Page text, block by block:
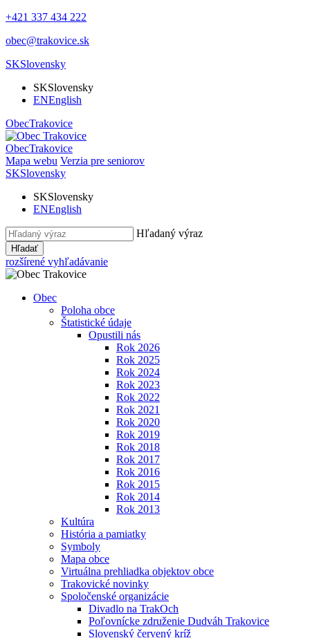
+421 337 434 222
obec@trakovice.sk
SKSlovensky
SKSlovensky
ENEnglish
ObecTrakovice
ObecTrakovice
Mapa webu Verzia pre seniorov
SKSlovensky
SKSlovensky
ENEnglish
Hľadaný výraz
Hľadať
rozšírené vyhľadávanie
Obec
Poloha obce
Štatistické údaje
Opustili nás
Rok 2026
Rok 2025
Rok 2024
Rok 2023
Rok 2022
Rok 2021
Rok 2020
Rok 2019
Rok 2018
Rok 2017
Rok 2016
Rok 2015
Rok 2014
Rok 2013
Kultúra
História a pamiatky
Symboly
Mapa obce
Virtuálna prehliadka objektov obce
Trakovické novinky
Spoločenské organizácie
Divadlo na TrakOch
Poľovnícke združenie Dudváh Trakovice
Slovenský červený kríž